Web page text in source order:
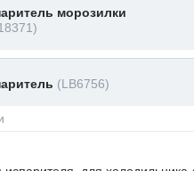
морозилки
(LB6756)